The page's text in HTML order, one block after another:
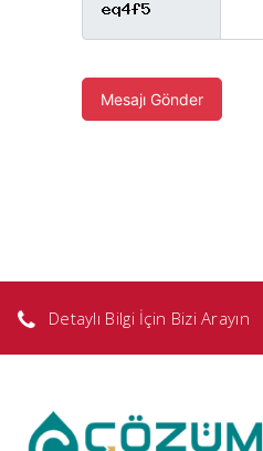
Mesajı Gönder
Detaylı Bilgi İçin Bizi Arayın